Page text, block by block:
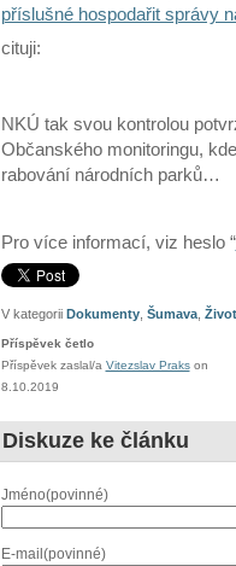
příslušné hospodařit správy
cituji:
NKÚ tak svou kontrolou
Občanského monitoringu,
rabování národních parků…
Pro více informací, viz heslo “
V kategorii Dokumenty, Šumava,
Příspěvek četlo
Příspěvek zaslal/a Vitezslav Prakson
8.10.2019
Diskuze ke článku
Jméno(povinné)
E-mail(povinné)